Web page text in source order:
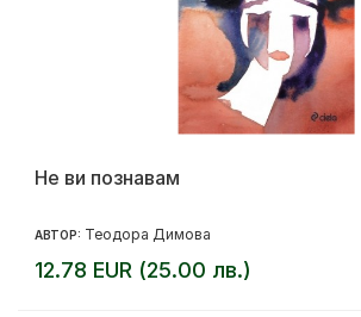
Не ви познавам
АВТОР: Теодора Димова
12.78 EUR (25.00 лв.)